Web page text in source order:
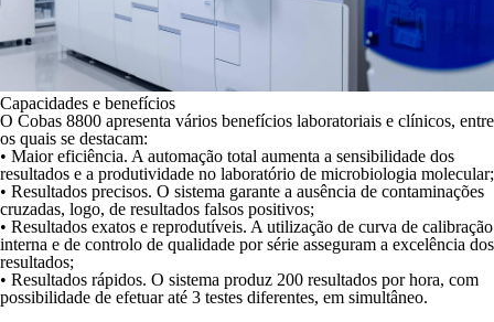
Capacidades e benefícios
O Cobas 8800 apresenta vários benefícios laboratoriais e clínicos, entre
os quais se destacam:
• Maior eficiência. A automação total aumenta a sensibilidade dos
resultados e a produtividade no laboratório de microbiologia molecular;
• Resultados precisos. O sistema garante a ausência de contaminações
cruzadas, logo, de resultados falsos positivos;
• Resultados exatos e reprodutíveis. A utilização de curva de calibração
interna e de controlo de qualidade por série asseguram a excelência dos
resultados;
• Resultados rápidos. O sistema produz 200 resultados por hora, com
possibilidade de efetuar até 3 testes diferentes, em simultâneo.